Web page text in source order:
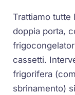
Trattiamo
doppia porta,
cassetti.
frigorifera
sbrinamento)